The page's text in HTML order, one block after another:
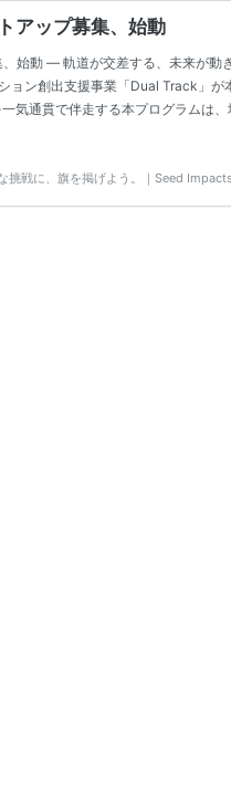
アップ募集、始動
始動 ― 軌道が交差する、未来が動
ョン創出支援事業「Dual Track」
気通貫で伴走する本プログラムは
挑戦に、旗を掲げよう。｜Seed